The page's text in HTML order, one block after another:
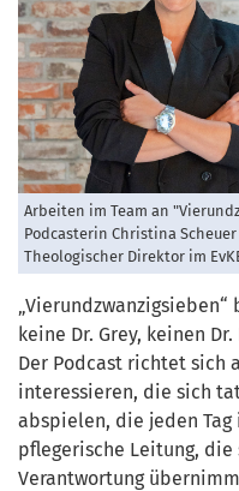
Arbeiten im Team an
Podcasterin Christina
Theologischer Direktor im
keine Dr. Grey, keinen
Der Podcast richtet sich
interessieren, die sich
abspielen, die jeden Tag
pflegerische Leitung, die
Verantwortung